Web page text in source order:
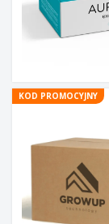
KOD PROMOCYJNY